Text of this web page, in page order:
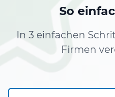
So
In 3 einfachen
Firmen